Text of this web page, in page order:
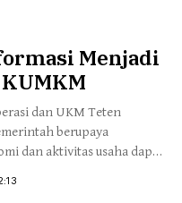
Menjadi
dan UKM Teten
berupaya
dan aktivitas usaha dapat